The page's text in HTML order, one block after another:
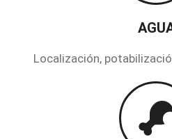
Localización,